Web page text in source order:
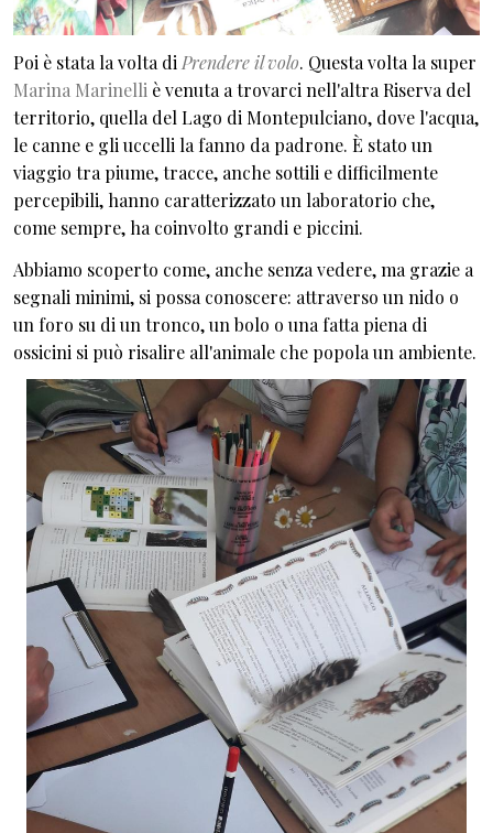
Poi è stata la volta di Prendere il volo. Questa volta la super
Marina Marinelli è venuta a trovarci nell'altra Riserva del
territorio, quella del Lago di Montepulciano, dove l'acqua,
le canne e gli uccelli la fanno da padrone. È stato un
viaggio tra piume, tracce, anche sottili e difficilmente
percepibili, hanno caratterizzato un laboratorio che,
come sempre, ha coinvolto grandi e piccini.
Abbiamo scoperto come, anche senza vedere, ma grazie a
segnali minimi, si possa conoscere: attraverso un nido o
un foro su di un tronco, un bolo o una fatta piena di
ossicini si può risalire all'animale che popola un ambiente.